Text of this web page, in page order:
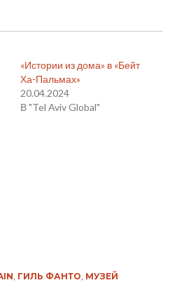
«Истории из дома» в «Бейт
Ха-Пальмах»
20.04.2024
В "Tel Aviv Global"
ГИЛЬ ФАНТО МУЗЕЙ